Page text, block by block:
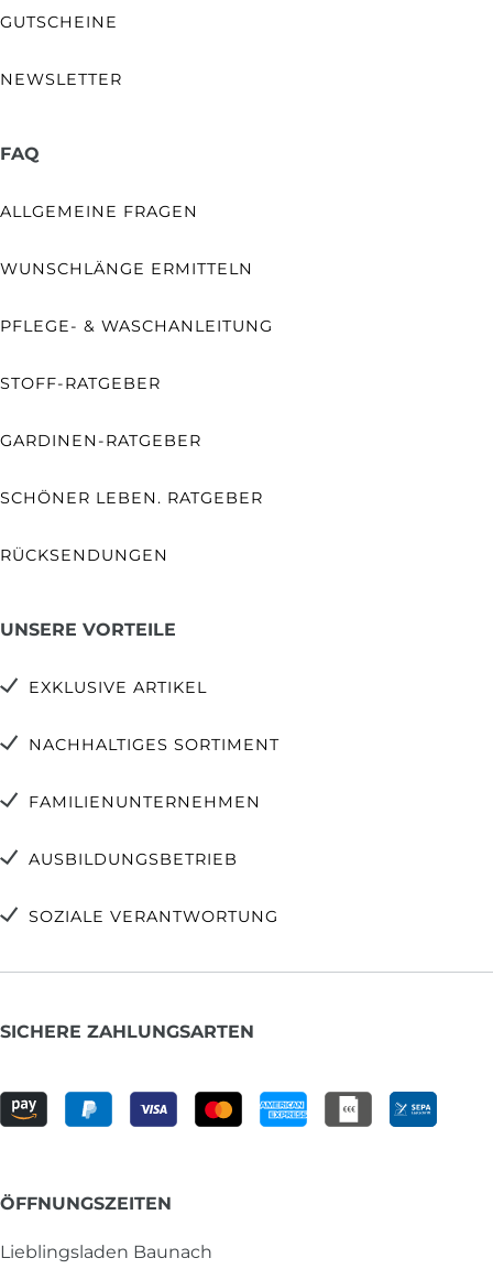
GUTSCHEINE
NEWSLETTER
FAQ
ALLGEMEINE FRAGEN
WUNSCHLÄNGE ERMITTELN
PFLEGE- & WASCHANLEITUNG
STOFF-RATGEBER
GARDINEN-RATGEBER
SCHÖNER LEBEN. RATGEBER
RÜCKSENDUNGEN
UNSERE VORTEILE
EXKLUSIVE ARTIKEL
NACHHALTIGES SORTIMENT
FAMILIENUNTERNEHMEN
AUSBILDUNGSBETRIEB
SOZIALE VERANTWORTUNG
SICHERE ZAHLUNGSARTEN
ÖFFNUNGSZEITEN
Lieblingsladen Baunach